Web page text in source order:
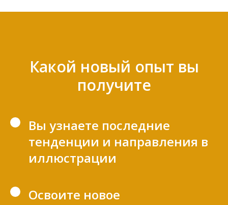
Какой новый опыт вы
получите
Вы узнаете последние
тенденции и направления в
иллюстрации
Освоите новое